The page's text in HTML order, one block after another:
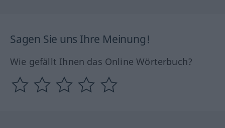
Sagen Sie uns Ihre Meinung!
Wie gefällt Ihnen das Online Wörterbuch?